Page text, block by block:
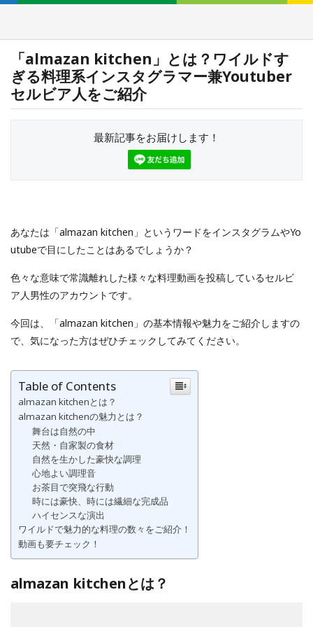
「almazan kitchen」とは？ワイルドす
ぎる料理系インスタグラマー兼Youtuber
セルビア人をご紹介
最新記事をお届けします！
あなたは「almazan kitchen」というワードをインスタグラムやYo
utubeで目にしたことはあるでしょうか？
色々な意味で常識離れした様々な料理動画を投稿しているセルビ
ア人男性のアカウントです。
今回は、「almazan kitchen」の基本情報や魅力をご紹介しますの
で、気になった方はぜひチェックしてみてください。
Table of Contents
almazan kitchenとは？
almazan kitchenの魅力とは？
舞台は自然の中
天然・自家製の食材
自然を生かした豪快な調理
心地よい調理音
お茶目で突飛な行動
時には豪快、時には繊細な完成品
ハイセンスな演出
ワイルドで魅力的な料理の数々をご紹介！
動画も要チェック！
almazan kitchenとは？